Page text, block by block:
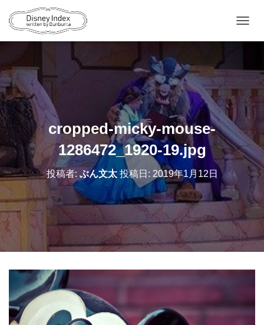
ビ
ン
を
切
り
え
cropped-micky-mouse-
1286472_1920-19.jpg
投稿者: ぶん文太投稿日: 2019年1月12日